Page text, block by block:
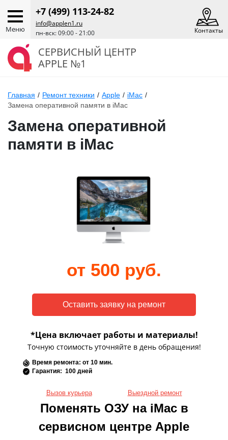
Меню
+7 (499) 113-24-82
info@applen1.ru
пн-вск: 09:00 - 21:00
Контакты
СЕРВИСНЫЙ ЦЕНТР
APPLE №1
Главная / Ремонт техники / Apple / iMac /
Замена оперативной памяти в iMac
Замена оперативной
памяти в iMac
от 500 руб.
*Цена включает работы и материалы!
Точную стоимость уточняйте в день обращения!
Время ремонта: от 10 мин.
Гарантия: 100 дней
Вызов курьера Выездной ремонт
Поменять ОЗУ на iMac в
сервисном центре Apple